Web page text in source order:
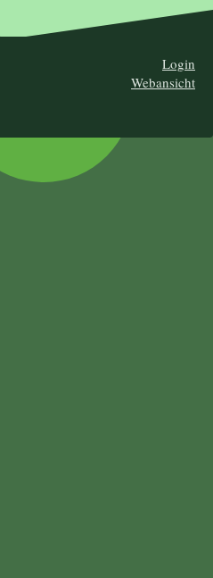
Login
Webansicht